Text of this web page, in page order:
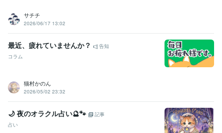
サチチ
2026/06/17 13:02
最近、疲れていませんか？
告知
コラム
猫村かのん
2026/05/02 23:32
🌙 夜のオラクル占い🔮🐾
記事
占い